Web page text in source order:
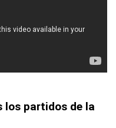
los partidos de la